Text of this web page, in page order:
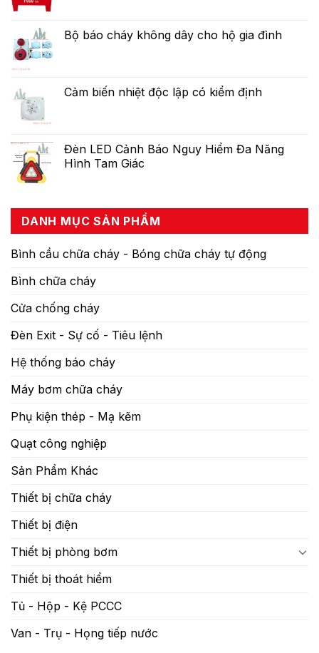
Bộ báo cháy không dây cho hộ gia đình
Cảm biến nhiệt độc lập có kiểm định
Đèn LED Cảnh Báo Nguy Hiểm Đa Năng
Hình Tam Giác
DANH MỤC SẢN PHẨM
Bình cầu chữa cháy - Bóng chữa cháy tự động
Bình chữa cháy
Cửa chống cháy
Đèn Exit - Sự cố - Tiêu lệnh
Hệ thống báo cháy
Máy bơm chữa cháy
Phụ kiện thép - Mạ kẽm
Quạt công nghiệp
Sản Phẩm Khác
Thiết bị chữa cháy
Thiết bị điện
Thiết bị phòng bơm
Thiết bị thoát hiểm
Tủ - Hộp - Kệ PCCC
Van - Trụ - Họng tiếp nước